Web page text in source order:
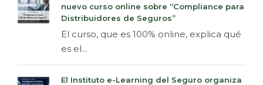
nuevo curso online sobre “Compliance para
Distribuidores de Seguros”
El curso, que es 100% online, explica qué
es el...
El Instituto e-Learning del Seguro organiza